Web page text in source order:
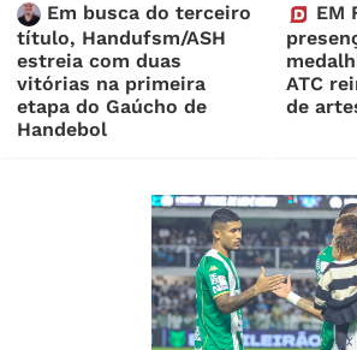
Em busca do terceiro
título, Handufsm/ASH
estreia com duas
vitórias na primeira
etapa do Gaúcho de
Handebol
EM
ATC
de